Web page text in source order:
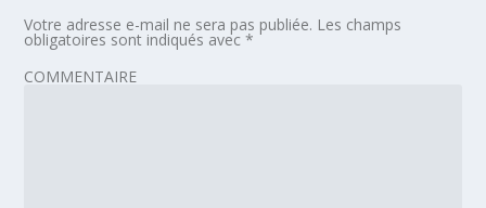
Votre adresse e-mail ne sera pas publiée. Les champs
obligatoires sont indiqués avec*
COMMENTAIRE